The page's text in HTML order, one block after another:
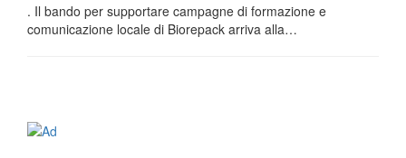
. Il bando per supportare campagne di formazione e
comunicazione locale di Biorepack arriva alla…